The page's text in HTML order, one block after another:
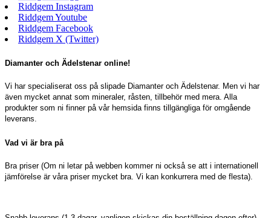
Riddgem Instagram
Riddgem Youtube
Riddgem Facebook
Riddgem X (Twitter)
Diamanter och Ädelstenar online!
Vi har specialiserat oss på slipade Diamanter och Ädelstenar. Men vi har
även mycket annat som mineraler, råsten, tillbehör med mera. Alla
produkter som ni finner på vår hemsida finns tillgängliga för omgående
leverans.
Vad vi är bra på
Bra priser (Om ni letar på webben kommer ni också se att i internationell
jämförelse är våra priser mycket bra. Vi kan konkurrera med de flesta).